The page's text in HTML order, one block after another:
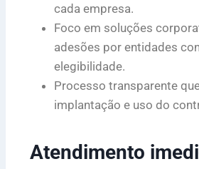
cada empresa.
Foco em soluções
adesões por entidades
elegibilidade.
Processo transparente
implantação e uso do
Atendimento